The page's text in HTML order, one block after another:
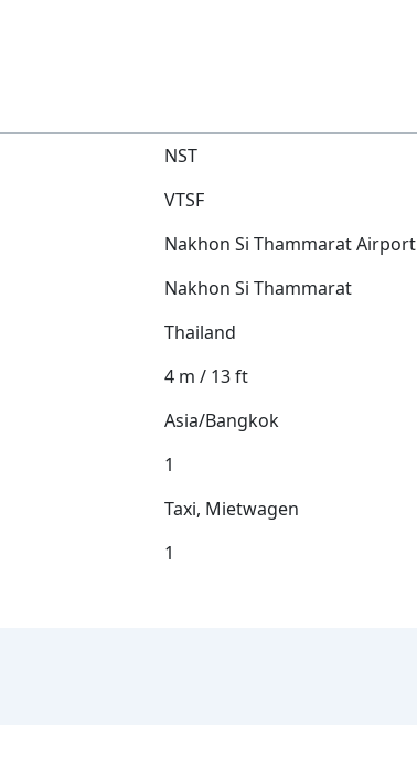
NST
VTSF
Nakhon Si Thammarat Airport
Nakhon Si Thammarat
Thailand
4 m / 13 ft
Asia/Bangkok
1
Taxi, Mietwagen
1